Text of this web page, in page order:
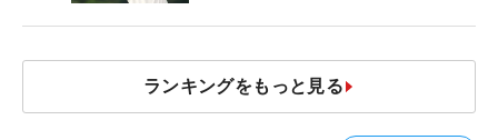
ランキングをもっと見る